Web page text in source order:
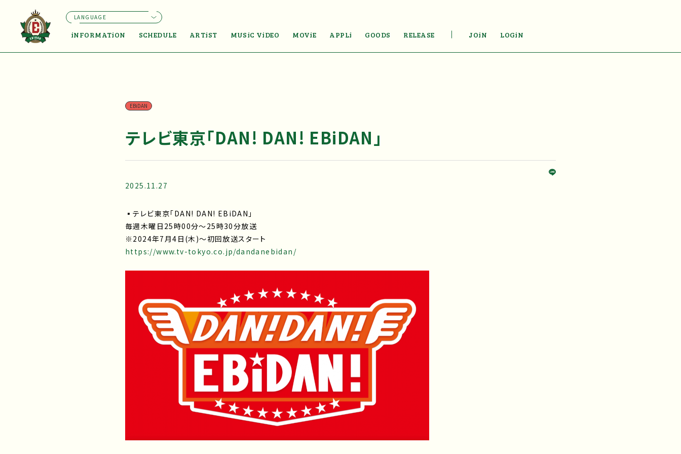
iNFORMATiON SCHEDULE ARTiST MUSiC ViDEO MOViE APPLi GOODS RELEASE JOiN LOGiN
LANGUAGE
EBiDAN
テレビ東京「DAN! DAN! EBiDAN」
2025.11.27
▪テレビ東京「DAN! DAN! EBiDAN」
毎週木曜日25時00分～25時30分放送
※2024年7月4日(木)～初回放送スタート
https://www.tv-tokyo.co.jp/dandanebidan/